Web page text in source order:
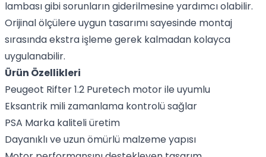
lambası gibi sorunların giderilmesine yardımcı olabilir.
Orijinal ölçülere uygun tasarımı sayesinde montaj
sırasında ekstra işleme gerek kalmadan kolayca
uygulanabilir.
Ürün Özellikleri
Peugeot Rifter 1.2 Puretech motor ile uyumlu
Eksantrik mili zamanlama kontrolü sağlar
PSA Marka kaliteli üretim
Dayanıklı ve uzun ömürlü malzeme yapısı